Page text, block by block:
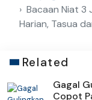
Bacaan Niat 3
Harian, Tasua
Related
Gagal
Copot